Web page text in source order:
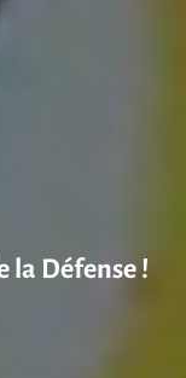
la Défense !